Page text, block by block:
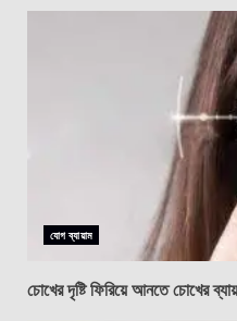
যোগ ব্যায়াম
চোখের দৃষ্টি ফিরিয়ে আনতে চোখের